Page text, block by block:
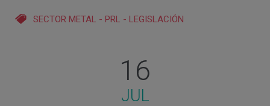
SECTOR METAL - PRL - LEGISLACIÓN
16
JUL